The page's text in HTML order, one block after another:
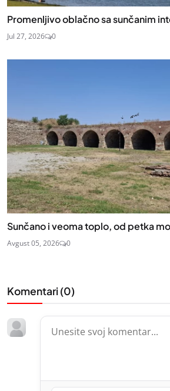
Promenljivo oblačno sa sunčanim
Jul 27, 2026 0
Sunčano i veoma toplo, od petka
Avgust 05, 2026 0
Komentari (0)